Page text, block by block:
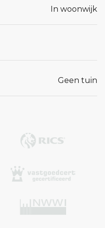
In woonwijk
Geen tuin